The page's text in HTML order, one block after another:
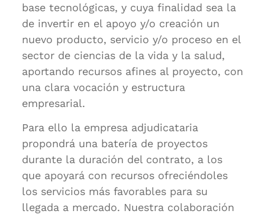
base tecnológicas, y cuya finalidad sea la
de invertir en el apoyo y/o creación un
nuevo producto, servicio y/o proceso en el
sector de ciencias de la vida y la salud,
aportando recursos afines al proyecto, con
una clara vocación y estructura
empresarial.
Para ello la empresa adjudicataria
propondrá una batería de proyectos
durante la duración del contrato, a los
que apoyará con recursos ofreciéndoles
los servicios más favorables para su
llegada a mercado. Nuestra colaboración